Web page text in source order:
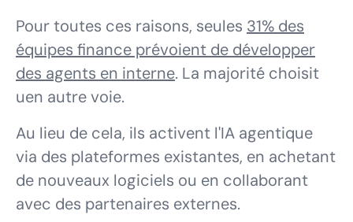
Pour toutes ces raisons, seules 31% des
équipes finance prévoient de développer
des agents en interne. La majorité choisit
uen autre voie.
Au lieu de cela, ils activent l'IA agentique
via des plateformes existantes, en achetant
de nouveaux logiciels ou en collaborant
avec des partenaires externes.